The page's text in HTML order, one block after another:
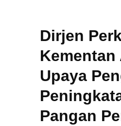
Dirjen
Upaya
Pangan